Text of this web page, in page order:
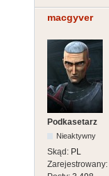
macgyver
Podkasetarz
Nieaktywny
Skąd: PL
Zarejestrowany: